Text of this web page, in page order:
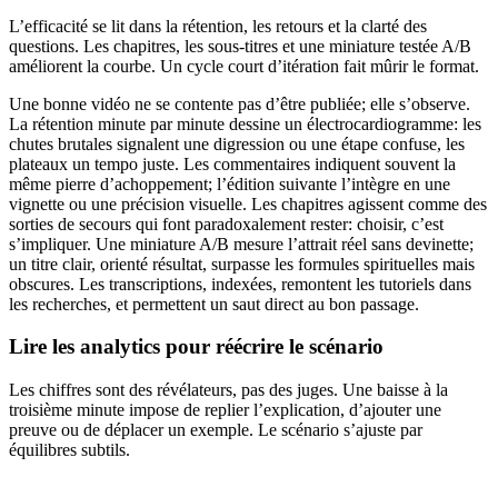
L’efficacité se lit dans la rétention, les retours et la clarté des
questions. Les chapitres, les sous-titres et une miniature testée A/B
améliorent la courbe. Un cycle court d’itération fait mûrir le format.
Une bonne vidéo ne se contente pas d’être publiée; elle s’observe.
La rétention minute par minute dessine un électrocardiogramme: les
chutes brutales signalent une digression ou une étape confuse, les
plateaux un tempo juste. Les commentaires indiquent souvent la
même pierre d’achoppement; l’édition suivante l’intègre en une
vignette ou une précision visuelle. Les chapitres agissent comme des
sorties de secours qui font paradoxalement rester: choisir, c’est
s’impliquer. Une miniature A/B mesure l’attrait réel sans devinette;
un titre clair, orienté résultat, surpasse les formules spirituelles mais
obscures. Les transcriptions, indexées, remontent les tutoriels dans
les recherches, et permettent un saut direct au bon passage.
Lire les analytics pour réécrire le scénario
Les chiffres sont des révélateurs, pas des juges. Une baisse à la
troisième minute impose de replier l’explication, d’ajouter une
preuve ou de déplacer un exemple. Le scénario s’ajuste par
équilibres subtils.